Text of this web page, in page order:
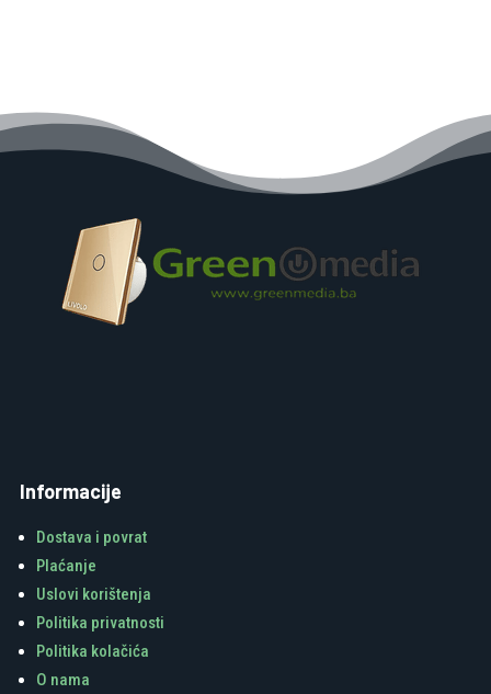
Informacije
Dostava i povrat
Plaćanje
Uslovi korištenja
Politika privatnosti
Politika kolačića
O nama